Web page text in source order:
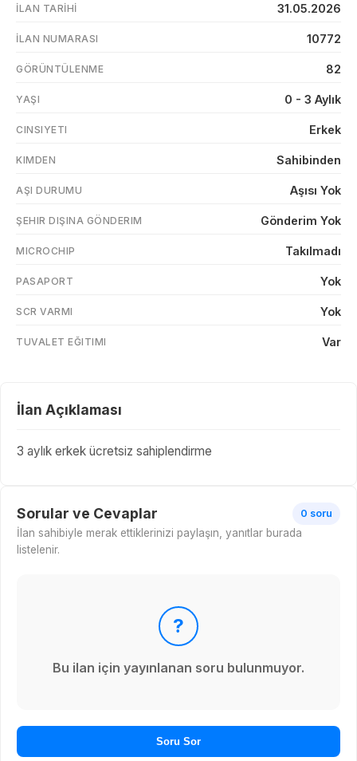
İLAN TARIHI 31.05.2026
İLAN NUMARASI 10772
GÖRÜNTÜLENME 82
YAŞI 0 - 3 Aylık
CINSIYETI Erkek
KIMDEN Sahibinden
AŞI DURUMU Aşısı Yok
ŞEHIR DIŞINA GÖNDERIM Gönderim Yok
MICROCHIP Takılmadı
PASAPORT Yok
SCR VARMI Yok
TUVALET EĞITIMI Var
İlan Açıklaması
3 aylık erkek ücretsiz sahiplendirme
Sorular ve Cevaplar 0 soru
İlan sahibiyle merak ettiklerinizi paylaşın, yanıtlar burada
listelenir.
?
Bu ilan için yayınlanan soru bulunmuyor.
Soru Sor